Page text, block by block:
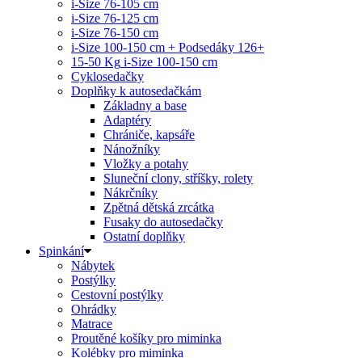
i-Size 76-105 cm
i-Size 76-125 cm
i-Size 76-150 cm
i-Size 100-150 cm + Podsedáky 126+
15-50 Kg i-Size 100-150 cm
Cyklosedačky
Doplňky k autosedačkám
Základny a base
Adaptéry
Chrániče, kapsáře
Nánožníky
Vložky a potahy
Sluneční clony, stříšky, rolety
Nákrčníky
Zpětná dětská zrcátka
Fusaky do autosedačky
Ostatní doplňky
Spinkání
Nábytek
Postýlky
Cestovní postýlky
Ohrádky
Matrace
Proutěné košíky pro miminka
Kolébky pro miminka